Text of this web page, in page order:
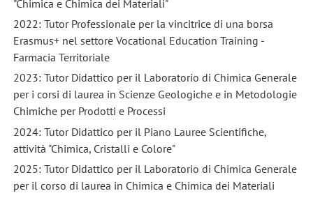
"Chimica e Chimica dei Materiali"
2022: Tutor Professionale per la vincitrice di una borsa
Erasmus+ nel settore Vocational Education Training -
Farmacia Territoriale
2023: Tutor Didattico per il Laboratorio di Chimica Generale
per i corsi di laurea in Scienze Geologiche e in Metodologie
Chimiche per Prodotti e Processi
2024: Tutor Didattico per il Piano Lauree Scientifiche,
attività "Chimica, Cristalli e Colore"
2025: Tutor Didattico per il Laboratorio di Chimica Generale
per il corso di laurea in Chimica e Chimica dei Materiali